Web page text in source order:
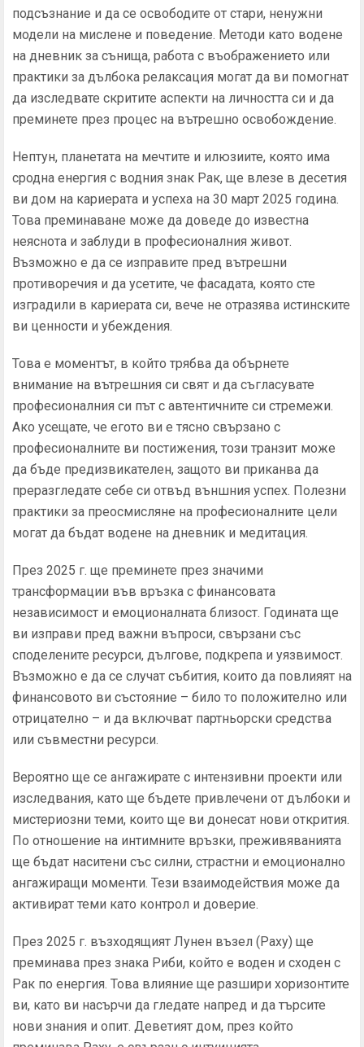
подсъзнание и да се освободите от стари, ненужни
модели на мислене и поведение. Методи като водене
на дневник за сънища, работа с въображението или
практики за дълбока релаксация могат да ви помогнат
да изследвате скритите аспекти на личността си и да
преминете през процес на вътрешно освобождение.
Нептун, планетата на мечтите и илюзиите, която има
сродна енергия с водния знак Рак, ще влезе в десетия
ви дом на кариерата и успеха на 30 март 2025 година.
Това преминаване може да доведе до известна
неяснота и заблуди в професионалния живот.
Възможно е да се изправите пред вътрешни
противоречия и да усетите, че фасадата, която сте
изградили в кариерата си, вече не отразява истинските
ви ценности и убеждения.
Това е моментът, в който трябва да обърнете
внимание на вътрешния си свят и да съгласувате
професионалния си път с автентичните си стремежи.
Ако усещате, че егото ви е тясно свързано с
професионалните ви постижения, този транзит може
да бъде предизвикателен, защото ви приканва да
преразгледате себе си отвъд външния успех. Полезни
практики за преосмисляне на професионалните цели
могат да бъдат водене на дневник и медитация.
През 2025 г. ще преминете през значими
трансформации във връзка с финансовата
независимост и емоционалната близост. Годината ще
ви изправи пред важни въпроси, свързани със
споделените ресурси, дългове, подкрепа и уязвимост.
Възможно е да се случат събития, които да повлияят на
финансовото ви състояние – било то положително или
отрицателно – и да включват партньорски средства
или съвместни ресурси.
Вероятно ще се ангажирате с интензивни проекти или
изследвания, като ще бъдете привлечени от дълбоки и
мистериозни теми, които ще ви донесат нови открития.
По отношение на интимните връзки, преживяванията
ще бъдат наситени със силни, страстни и емоционално
ангажиращи моменти. Тези взаимодействия може да
активират теми като контрол и доверие.
През 2025 г. възходящият Лунен възел (Раху) ще
преминава през знака Риби, който е воден и сходен с
Рак по енергия. Това влияние ще разшири хоризонтите
ви, като ви насърчи да гледате напред и да търсите
нови знания и опит. Деветият дом, през който